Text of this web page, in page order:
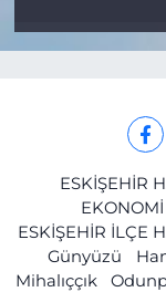
ESKİŞEHİR
EKONOMİ
ESKİŞEHİR İLÇE
Günyüzü
Mihalıççık